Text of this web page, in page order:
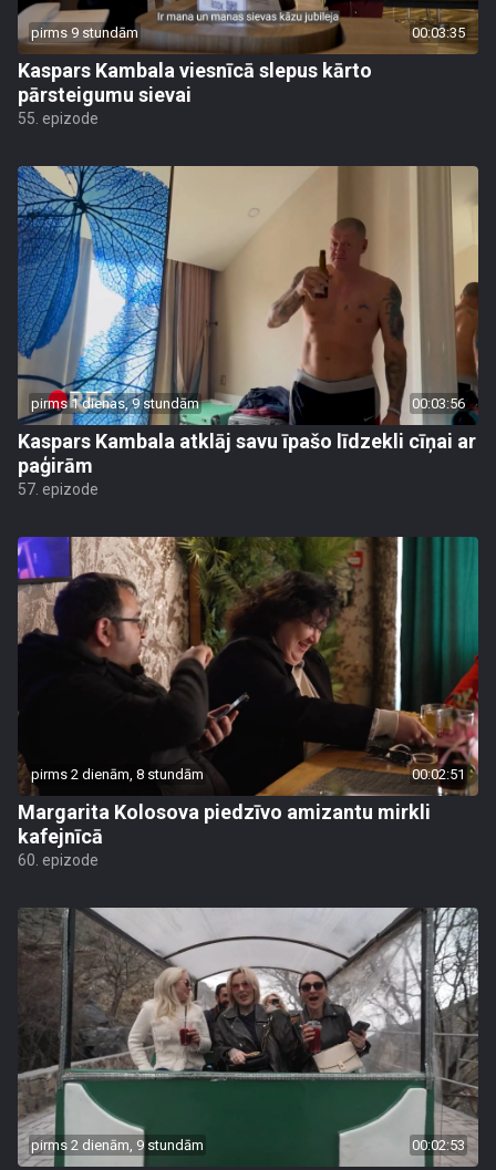
pirms 9 stundām 00:03:35
Kaspars Kambala viesnīcā slepus kārto
pārsteigumu sievai
55. epizode
pirms 1 dienas, 9 stundām 00:03:56
Kaspars Kambala atklāj savu īpašo līdzekli cīņai ar
paģirām
57. epizode
pirms 2 dienām, 8 stundām 00:02:51
Margarita Kolosova piedzīvo amizantu mirkli
kafejnīcā
60. epizode
pirms 2 dienām, 9 stundām 00:02:53